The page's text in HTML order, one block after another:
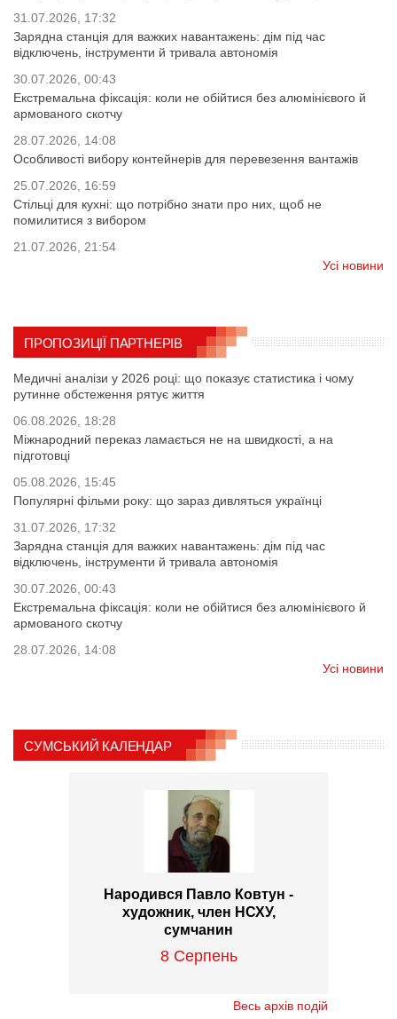
31.07.2026, 17:32
Зарядна станція для важких навантажень: дім під час
відключень, інструменти й тривала автономія
30.07.2026, 00:43
Екстремальна фіксація: коли не обійтися без алюмінієвого й
армованого скотчу
28.07.2026, 14:08
Особливості вибору контейнерів для перевезення вантажів
25.07.2026, 16:59
Стільці для кухні: що потрібно знати про них, щоб не
помилитися з вибором
21.07.2026, 21:54
Усі новини
ПРОПОЗИЦІЇ ПАРТНЕРІВ
Медичні аналізи у 2026 році: що показує статистика і чому
рутинне обстеження рятує життя
06.08.2026, 18:28
Міжнародний переказ ламається не на швидкості, а на
підготовці
05.08.2026, 15:45
Популярні фільми року: що зараз дивляться українці
31.07.2026, 17:32
Зарядна станція для важких навантажень: дім під час
відключень, інструменти й тривала автономія
30.07.2026, 00:43
Екстремальна фіксація: коли не обійтися без алюмінієвого й
армованого скотчу
28.07.2026, 14:08
Усі новини
СУМСЬКИЙ КАЛЕНДАР
Народився Павло Ковтун -
художник, член НСХУ,
сумчанин
8 Серпень
Весь архів подій